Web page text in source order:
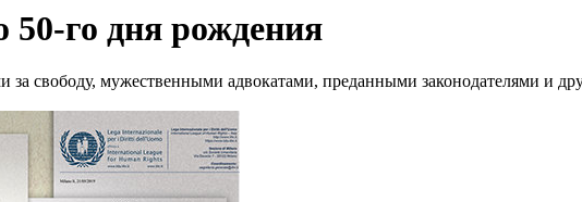
50-го дня рождения
за свободу, мужественными адвокатами, преданными законодателями и